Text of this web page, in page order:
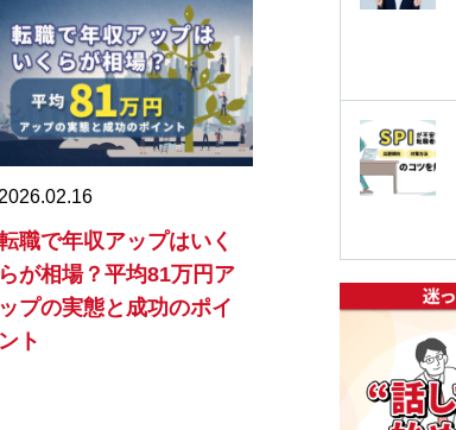
2026.02.16
職で年収アップはいく
らが相場？平均81万円ア
ップの実態と成功のポイ
ント